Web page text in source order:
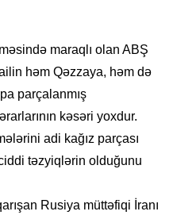
maraqlı olan ABŞ
həm Qəzzaya, həm də
parçalanmış
kəsəri yoxdur.
adi kağız parçası
təzyiqlərin olduğunu
Rusiya müttəfiqi İranı